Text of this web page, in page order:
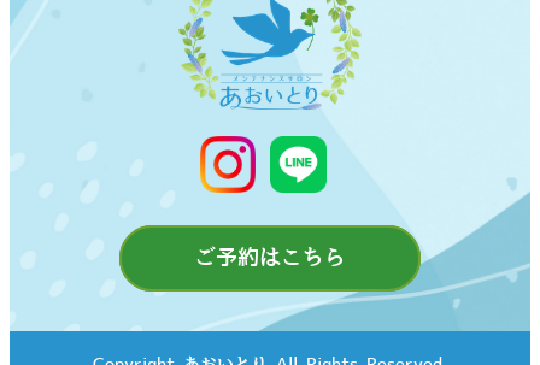
ご予約はこちら